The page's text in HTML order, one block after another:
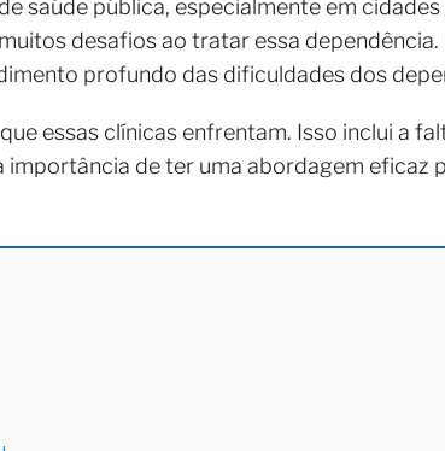
saúde pública, especialmente em
desafios ao tratar essa dependência.
profundo das dificuldades dos
essas clínicas enfrentam. Isso inclui a
de ter uma abordagem eficaz